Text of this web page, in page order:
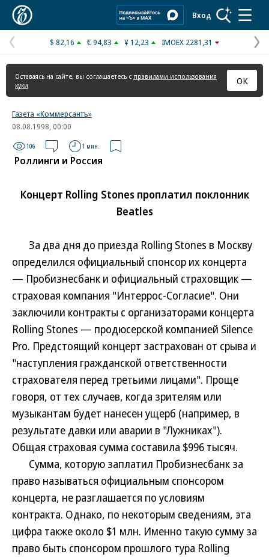
Вход
Предыдущая
страница
$ 82,16 € 94,83 ¥ 12,23 IMOEX 2281,31
Оставаясь на сайте, вы соглашаетесь с правилами использования
куки
ОК
Газета «Коммерсантъ»
08.08.1998, 00:00
106 1 мин.
Роллинги и Россия
Концерт Rolling Stones проплатил поклонник
Beatles
За два дня до приезда Rolling Stones в Москву
определился официальный спонсор их концерта
— Пробизнесбанк и официальный страховщик —
страховая компания "Интеррос-Согласие". Они
заключили контракты с организаторами концерта
Rolling Stones — продюсерской компанией Silence
Pro. Предстоящий концерт застрахован от срыва и
"наступления гражданской ответственности
страхователя перед третьими лицами". Проще
говоря, от тех случаев, когда зрителям или
музыкантам будет нанесен ущерб (например, в
результате давки или аварии в "Лужниках").
Общая страховая сумма составила $996 тысяч.
Сумма, которую заплатил Пробизнесбанк за
право называться официальным спонсором
концерта, не разглашается по условиям
контракта. Однако, по некоторым сведениям, эта
цифра также около $1 млн. Именно такую сумму за
право быть спонсором прошлого тура Rolling